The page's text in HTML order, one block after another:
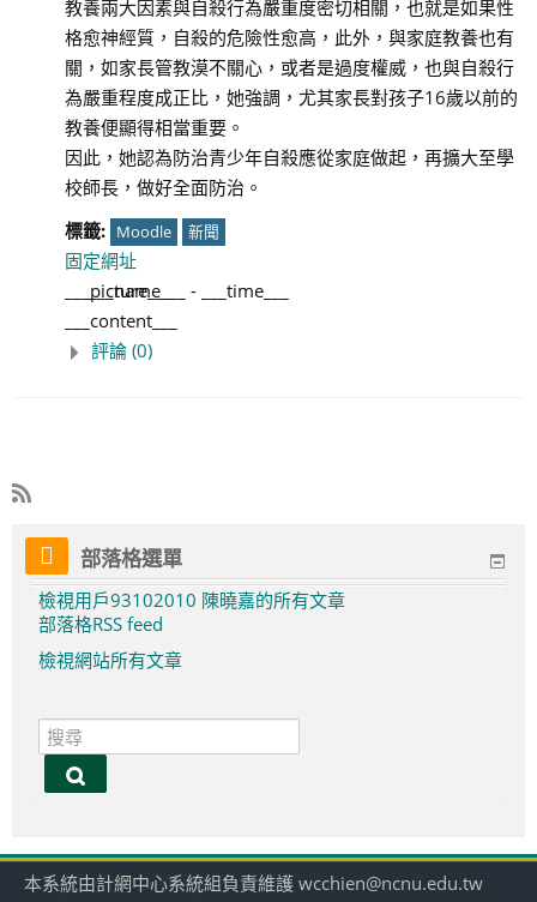
教養兩大因素與自殺行為嚴重度密切相關，也就是如果性
格愈神經質，自殺的危險性愈高，此外，與家庭教養也有
關，如家長管教漠不關心，或者是過度權威，也與自殺行
為嚴重程度成正比，她強調，尤其家長對孩子16歲以前的
教養便顯得相當重要。
因此，她認為防治青少年自殺應從家庭做起，再擴大至學
校師長，做好全面防治。
標籤: Moodle 新聞
固定網址
___picture___
___name___ -
___time___
___content___
評論 (0)
部落格選單
檢視用戶93102010 陳曉嘉的所有文章
部落格RSS feed
檢視網站所有文章
搜
尋
搜
本系統由計網中心系統組負責維護 wcchien@ncnu.edu.tw